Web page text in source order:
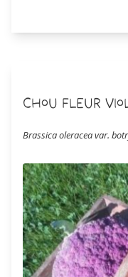
Chou Fleur
Brassica oleracea var.